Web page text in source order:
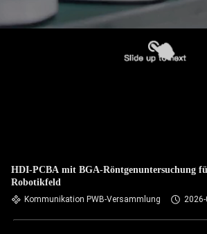
HDI-PCBA mit BGA-Röntgenuntersuchung
Robotikfeld
Kommunikation PWB-Versammlung